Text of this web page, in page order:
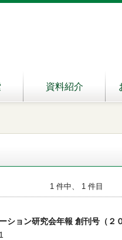
資料紹介
1 件中、 1 件目
ション研究会年報 創刊号（２